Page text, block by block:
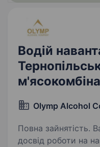
Водій
Olymp Alcohol
Повна зайнятість. Важливо мати: Бажано
досвід роботи на